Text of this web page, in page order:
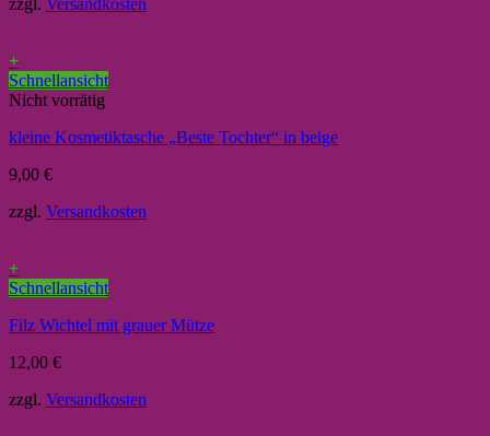
+
Schnellansicht
Nicht vorrätig
kleine Kosmetiktasche „Beste Tochter“ in beige
9,00 €
zzgl. Versandkosten
+
Schnellansicht
Filz Wichtel mit grauer Mütze
12,00 €
zzgl. Versandkosten